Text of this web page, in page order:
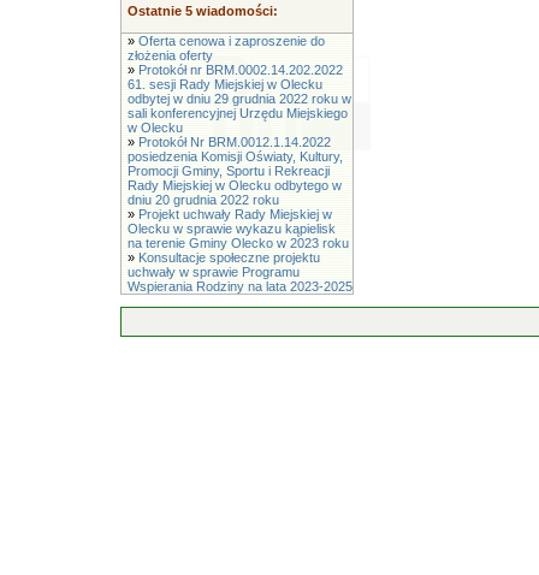
Ostatnie 5 wiadomości:
» Oferta cenowa i zaproszenie do
złożenia oferty
» Protokół nr BRM.0002.14.202.2022
61. sesji Rady Miejskiej w Olecku
odbytej w dniu 29 grudnia 2022 roku w
sali konferencyjnej Urzędu Miejskiego
w Olecku
» Protokół Nr BRM.0012.1.14.2022
posiedzenia Komisji Oświaty, Kultury,
Promocji Gminy, Sportu i Rekreacji
Rady Miejskiej w Olecku odbytego w
dniu 20 grudnia 2022 roku
» Projekt uchwały Rady Miejskiej w
Olecku w sprawie wykazu kąpielisk
na terenie Gminy Olecko w 2023 roku
» Konsultacje społeczne projektu
uchwały w sprawie Programu
Wspierania Rodziny na lata 2023-2025